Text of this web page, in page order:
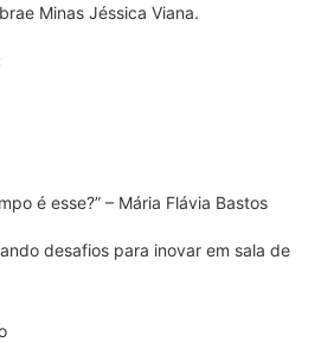
Minas Jéssica Viana.
é esse?” – Mária Flávia Bastos
desafios para inovar em sala de